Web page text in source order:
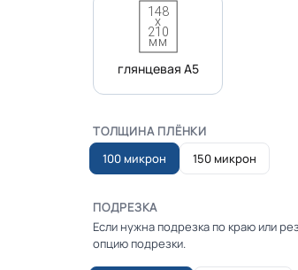
глянцевая А5
ТОЛЩИНА ПЛЁНКИ
100 микрон
150 микрон
ПОДРЕЗКА
Если нужна подрезка по краю или
опцию подрезки.